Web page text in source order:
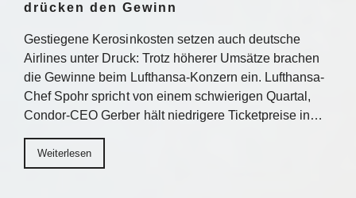
drücken den Gewinn
Gestiegene Kerosinkosten setzen auch deutsche
Airlines unter Druck: Trotz höherer Umsätze brachen
die Gewinne beim Lufthansa-Konzern ein. Lufthansa-
Chef Spohr spricht von einem schwierigen Quartal,
Condor-CEO Gerber hält niedrigere Ticketpreise in…
Weiterlesen